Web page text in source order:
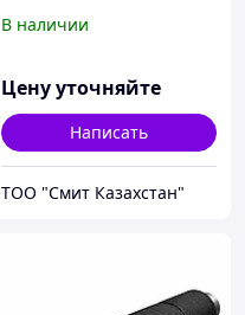
В наличии
Цену уточняйте
Написать
ТОО "Смит Казахстан"